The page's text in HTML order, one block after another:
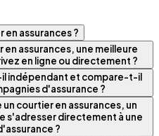
assurances ?
assurances, une meilleure
en ligne ou directement ?
il indépendant et compare-t-il
d'assurance ?
courtier en assurances, un
s'adresser directement à une
?